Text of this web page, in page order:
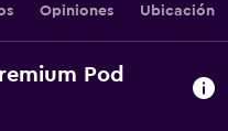
Opiniones Ubicación
Pod